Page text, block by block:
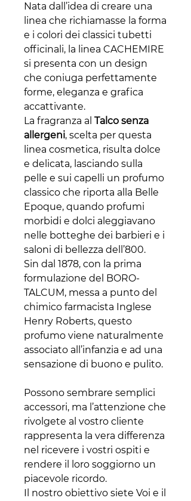
Nata dall’idea di creare una
linea che richiamasse la forma
e i colori dei classici tubetti
officinali, la linea CACHEMIRE
si presenta con un design
che coniuga perfettamente
forme, eleganza e grafica
accattivante.
La fragranza al Talco senza
allergeni, scelta per questa
linea cosmetica, risulta dolce
e delicata, lasciando sulla
pelle e sui capelli un profumo
classico che riporta alla Belle
Epoque, quando profumi
morbidi e dolci aleggiavano
nelle botteghe dei barbieri e i
saloni di bellezza dell’800.
Sin dal 1878, con la prima
formulazione del BORO-
TALCUM, messa a punto del
chimico farmacista Inglese
Henry Roberts, questo
profumo viene naturalmente
associato all’infanzia e ad una
sensazione di buono e pulito.
Possono sembrare semplici
accessori, ma l’attenzione che
rivolgete al vostro cliente
rappresenta la vera differenza
nel ricevere i vostri ospiti e
rendere il loro soggiorno un
piacevole ricordo.
Il nostro obiettivo siete Voi e il